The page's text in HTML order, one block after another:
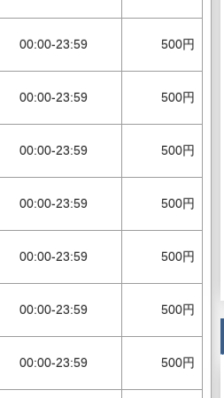
00:00-23:59 500円
00:00-23:59 500円
00:00-23:59 500円
00:00-23:59 500円
00:00-23:59 500円
00:00-23:59 500円
00:00-23:59 500円